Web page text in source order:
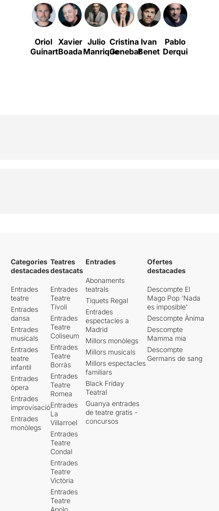
Oriol
Guinart
Xavier
Boada
Julio
Manrique
Cristina
Genebat
Ivan
Benet
Pablo
Derqui
Categories
destacades
Entrades
teatre
Entrades
dansa
Entrades
musicals
Entrades
teatre
infantil
Entrades
òpera
Entrades
improvisació
Entrades
monòlegs
Teatres
destacats
Entrades
Teatre
Tívoli
Entrades
Teatre
Coliseum
Entrades
Teatre
Borràs
Entrades
Teatre
Romea
Entrades
La
Villarroel
Entrades
Teatre
Condal
Entrades
Teatre
Victòria
Entrades
Teatre
Apolo
Entrades
Abonaments
teatrals
Tiquets Regal
Entrades
espectacles a
Madrid
Millors monòlegs
Millors musicals
Millors espectacles
familiars
Black Friday
Teatral
Guanya entrades
de teatre gratis -
concursos
Ofertes
destacades
Descompte El
Mago Pop 'Nada
es imposible'
Descompte Ànima
Descompte
Mamma mia
Descompte
Germans de sang